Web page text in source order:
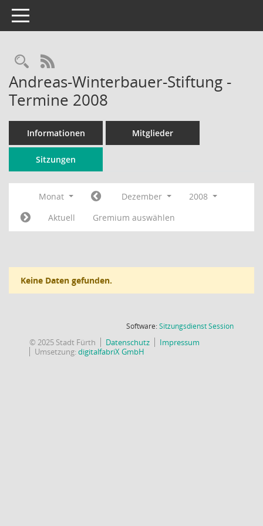
Toggle navigation
Rechercheauswahl
RSS-Feed
Andreas-Winterbauer-Stiftung -
Termine 2008
Informationen Mitglieder
Sitzungen
Monat Dezember
2008
Aktuell
Gremium auswählen
Keine Daten gefunden.
Software:SitzungsdienstSession(Wird in
© 2025 Stadt Fürth Datenschutz
Impressum
Umsetzung:digitalfabriX GmbH